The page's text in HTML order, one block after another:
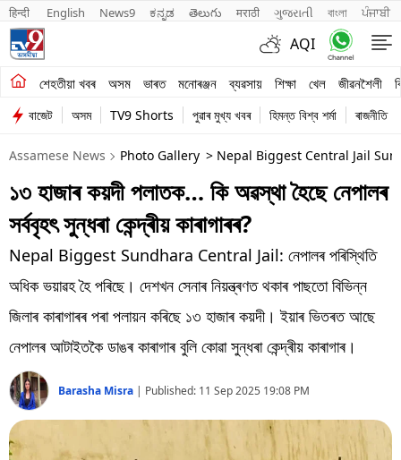
हिन्दी English News9 ಕನ್ನಡ తెలుగు मराठी ગુજરાતી বাংলা ਪੰਜਾਬੀ
AQI
শেহতীয়া খবৰ অসম ভাৰত মনোৰঞ্জন ব্যৱসায় শিক্ষা খেল জীৱনশৈলী
শেহতীয়া খবৰ
অসম
ভাৰত
মনোৰঞ্জন
ব্যৱসায়
শিক্ষা
খেল
জীৱনশৈলী
বিশ্ব
প্ৰযুক্তি
বাজেট অসম TV9 Shorts পুৱাৰ মুখ্য খবৰ হিমন্ত বিশ্ব শৰ্মা ৰাজনীতি
Assamese News Photo Gallery > Nepal Biggest Central Jail
১৩ হাজাৰ কয়দী পলাতক… কি অৱস্থা হৈছে নেপালৰ
সৰ্ববৃহৎ সুন্ধৰা কেন্দ্ৰীয় কাৰাগাৰৰ?
Nepal Biggest Sundhara Central Jail: নেপালৰ পৰিস্থিতি
অধিক ভয়াৱহ হৈ পৰিছে। দেশখন সেনাৰ নিয়ন্ত্ৰণত থকাৰ পাছতো বিভিন্ন
জিলাৰ কাৰাগাৰৰ পৰা পলায়ন কৰিছে ১৩ হাজাৰ কয়দী। ইয়াৰ ভিতৰত আছে
নেপালৰ আটাইতকৈ ডাঙৰ কাৰাগাৰ বুলি কোৱা সুন্ধৰা কেন্দ্ৰীয় কাৰাগাৰ।
Barasha Misra | Published: 11 Sep 2025 19:08 PM